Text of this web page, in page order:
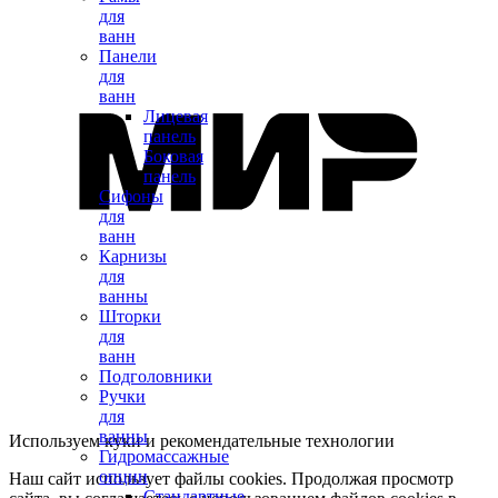
для
ванн
Панели
для
ванн
Лицевая
панель
Боковая
панель
Сифоны
для
ванн
Карнизы
для
ванны
Шторки
для
ванн
Подголовники
Ручки
для
ванны
Гидромассажные
опции
Используем куки и рекомендательные технологии
Наш сайт использует файлы cookies. Продолжая просмотр